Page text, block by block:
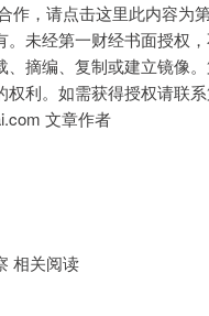
作，请点击这里此内容为
。未经第一财经书面授权
、摘编、复制或建立镜像
权利。如需获得授权请联
文章作者
相关阅读